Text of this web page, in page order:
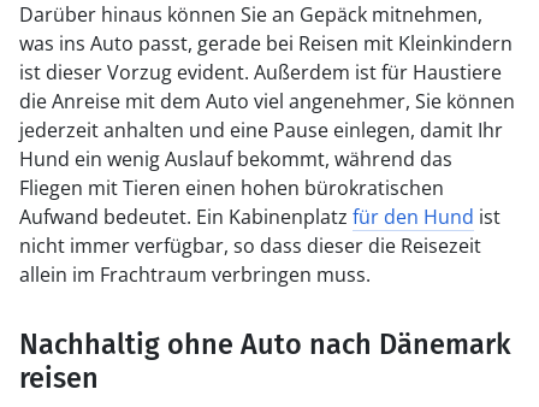
Darüber hinaus können Sie an Gepäck mitnehmen,
was ins Auto passt, gerade bei Reisen mit Kleinkindern
ist dieser Vorzug evident. Außerdem ist für Haustiere
die Anreise mit dem Auto viel angenehmer, Sie können
jederzeit anhalten und eine Pause einlegen, damit Ihr
Hund ein wenig Auslauf bekommt, während das
Fliegen mit Tieren einen hohen bürokratischen
Aufwand bedeutet. Ein Kabinenplatz für den Hund ist
nicht immer verfügbar, so dass dieser die Reisezeit
allein im Frachtraum verbringen muss.
Nachhaltig ohne Auto nach Dänemark
reisen